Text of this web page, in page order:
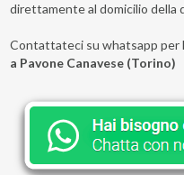
direttamente al domicilio della
Contattateci su whatsapp per
a Pavone Canavese (Torino)